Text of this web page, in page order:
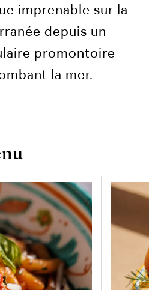
imprenable sur la
depuis un
promontoire
la mer.